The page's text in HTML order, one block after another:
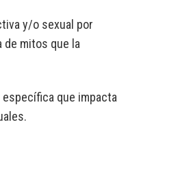
y/o sexual por
de mitos que la
que impacta